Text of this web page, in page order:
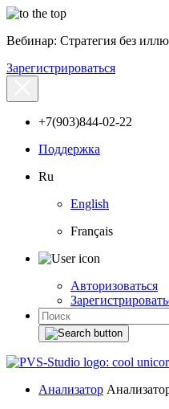
Вебинар: Стратегия без
Зарегистрироваться
+7(903)844-02-22
Поддержка
Ru
English
Français
Авторизоваться
Анализатор